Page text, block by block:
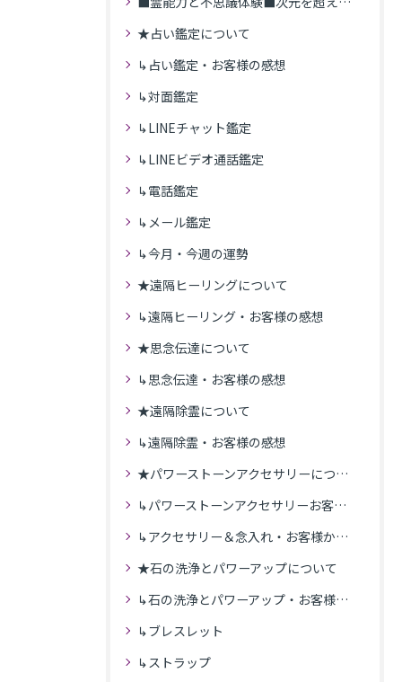
★占い鑑定について
↳占い鑑定・お客様の感想
↳対面鑑定
↳LINEチャット鑑定
↳LINEビデオ通話鑑定
↳電話鑑定
↳メール鑑定
↳今月・今週の運勢
★遠隔ヒーリングについて
↳遠隔ヒーリング・お客様の感想
★思念伝達について
↳思念伝達・お客様の感想
★遠隔除霊について
↳遠隔除霊・お客様の感想
★パワーストーンアクセサリーについて
↳パワーストーンアクセサリーお客様の発送商品一覧
↳アクセサリー＆念入れ・お客様からの感想
★石の洗浄とパワーアップについて
↳石の洗浄とパワーアップ・お客様の感想
↳ブレスレット
↳ストラップ